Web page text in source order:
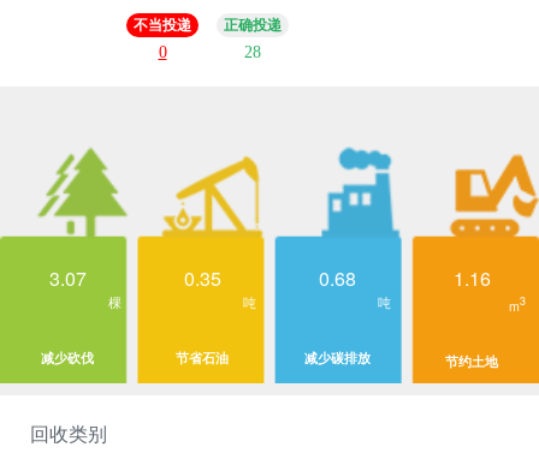
不当投递
0
正确投递
28
3.07
棵
减少砍伐
0.35
吨
节省石油
0.68
吨
减少碳排放
1.16
m3
节约土地
回收类别